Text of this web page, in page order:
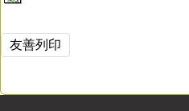
友善列印